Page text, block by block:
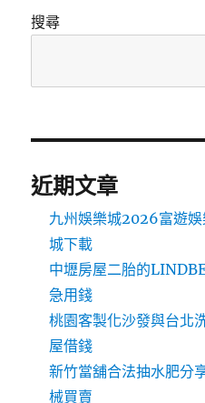
搜尋
近期文章
九州娛樂城2026富遊
城下載
中壢房屋二胎的
急用錢
桃園客製化沙發與台北
屋借錢
新竹當舖合法抽水肥分
械買賣